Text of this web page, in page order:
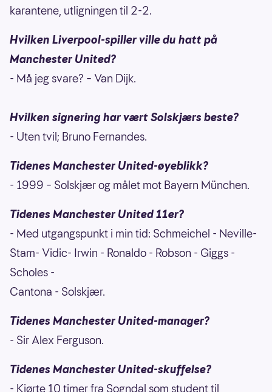
karantene, utligningen til 2-2.
Hvilken Liverpool-spiller ville du hatt på
Manchester United?
- Må jeg svare? – Van Dijk.
Hvilken signering har vært Solskjærs beste?
- Uten tvil; Bruno Fernandes.
Tidenes Manchester United-øyeblikk?
- 1999 – Solskjær og målet mot Bayern München.
Tidenes Manchester United 11er?
- Med utgangspunkt i min tid: Schmeichel - Neville-
Stam- Vidic- Irwin - Ronaldo - Robson - Giggs -
Scholes -
Cantona - Solskjær.
Tidenes Manchester United-manager?
- Sir Alex Ferguson.
Tidenes Manchester United-skuffelse?
- Kjørte 10 timer fra Sogndal som student til